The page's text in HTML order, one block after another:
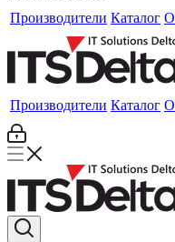
Производители Каталог
Производители Каталог